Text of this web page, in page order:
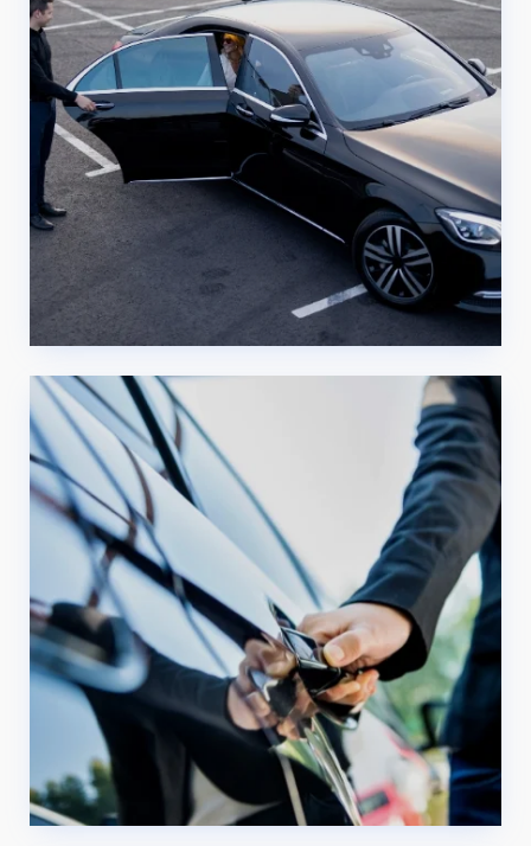
Servicio de traslado en
limusina Friedrichshafen